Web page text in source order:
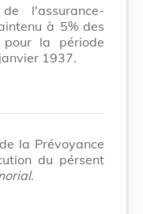
l'assurance-
à 5% des
la période
1937.
la Prévoyance
du pérsent
.